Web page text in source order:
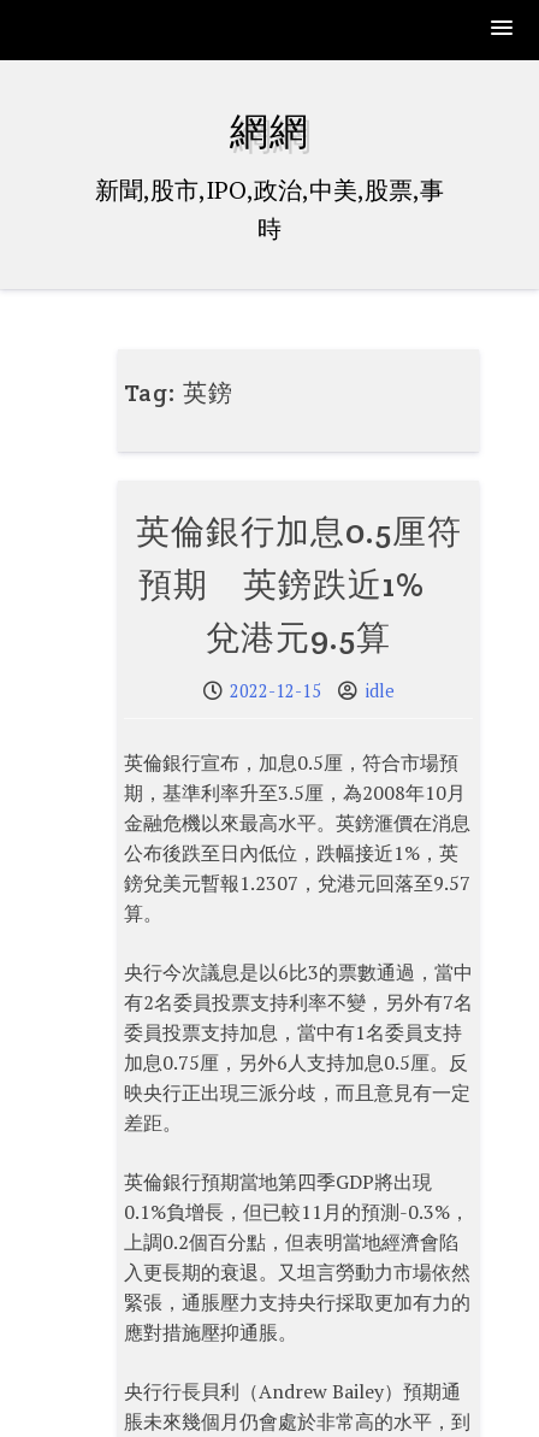
網網
新聞,股市,IPO,政治,中美,股票,事
時
Tag:英鎊
英倫銀行加息0.5厘符
預期 英鎊跌近1%
兌港元9.5算
2022-12-15 idle
英倫銀行宣布，加息0.5厘，符合市場預
期，基準利率升至3.5厘，為2008年10月
金融危機以來最高水平。英鎊滙價在消息
公布後跌至日內低位，跌幅接近1%，英
鎊兌美元暫報1.2307，兌港元回落至9.57
算。
央行今次議息是以6比3的票數通過，當中
有2名委員投票支持利率不變，另外有7名
委員投票支持加息，當中有1名委員支持
加息0.75厘，另外6人支持加息0.5厘。反
映央行正出現三派分歧，而且意見有一定
差距。
英倫銀行預期當地第四季GDP將出現
0.1%負增長，但已較11月的預測-0.3%，
上調0.2個百分點，但表明當地經濟會陷
入更長期的衰退。又坦言勞動力市場依然
緊張，通脹壓力支持央行採取更加有力的
應對措施壓抑通脹。
央行行長貝利（Andrew Bailey）預期通
脹未來幾個月仍會處於非常高的水平，到